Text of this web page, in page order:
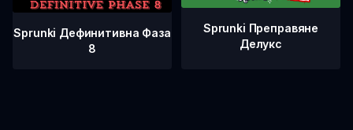
Sprunki Дефинитивна Фаза
8
Sprunki Преправяне
Делукс